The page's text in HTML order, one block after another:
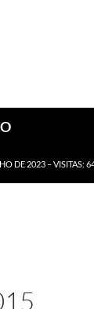
DE 2023 – VISITAS: